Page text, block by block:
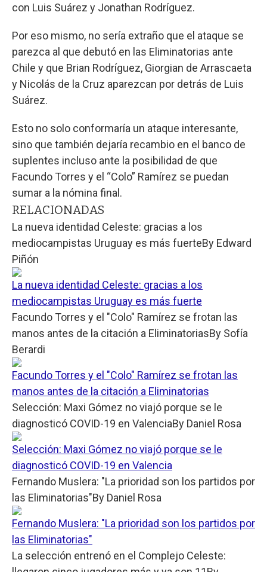
con Luis Suárez y Jonathan Rodríguez.
Por eso mismo, no sería extraño que el ataque se
parezca al que debutó en las Eliminatorias ante
Chile y que Brian Rodríguez, Giorgian de Arrascaeta
y Nicolás de la Cruz aparezcan por detrás de Luis
Suárez.
Esto no solo conformaría un ataque interesante,
sino que también dejaría recambio en el banco de
suplentes incluso ante la posibilidad de que
Facundo Torres y el “Colo” Ramírez se puedan
sumar a la nómina final.
RELACIONADAS
La nueva identidad Celeste: gracias a los
mediocampistas Uruguay es más fuerteBy Edward
Piñón
La nueva identidad Celeste: gracias a los
mediocampistas Uruguay es más fuerte
Facundo Torres y el "Colo" Ramírez se frotan las
manos antes de la citación a EliminatoriasBy Sofía
Berardi
Facundo Torres y el "Colo" Ramírez se frotan las
manos antes de la citación a Eliminatorias
Selección: Maxi Gómez no viajó porque se le
diagnosticó COVID-19 en ValenciaBy Daniel Rosa
Selección: Maxi Gómez no viajó porque se le
diagnosticó COVID-19 en Valencia
Fernando Muslera: "La prioridad son los partidos por
las Eliminatorias"By Daniel Rosa
Fernando Muslera: "La prioridad son los partidos por
las Eliminatorias"
La selección entrenó en el Complejo Celeste: